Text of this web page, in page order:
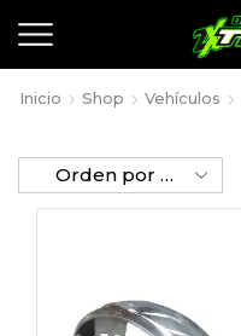
Inicio Shop Vehículos